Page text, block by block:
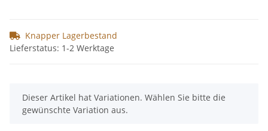
Knapper Lagerbestand
Lieferstatus: 1-2 Werktage
x
Dieser Artikel hat Variationen. Wählen Sie bitte die
gewünschte Variation aus.